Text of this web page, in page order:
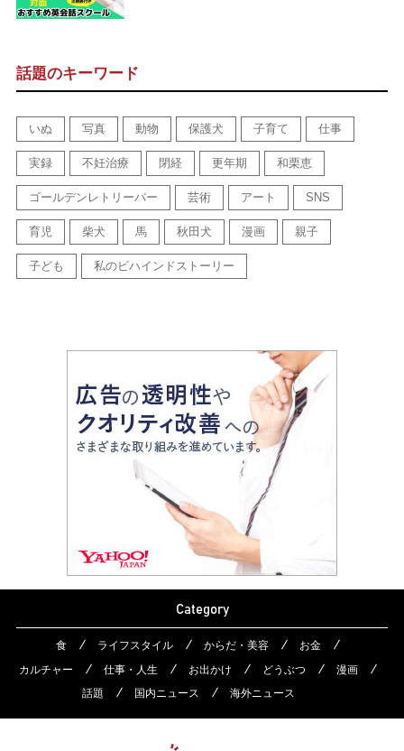
話題のキーワード
いぬ 写真 動物 保護犬 子育て 仕事
実録 不妊治療 閉経 更年期 和栗恵
ゴールデンレトリーバー 芸術 アート SNS
育児 柴犬 馬 秋田犬 漫画 親子
子ども 私のビハインドストーリー
Category
食 ライフスタイル からだ・美容
お金
カルチャー
仕事・人生 お出かけ どうぶつ
漫画
話題
国内ニュース 海外ニュース